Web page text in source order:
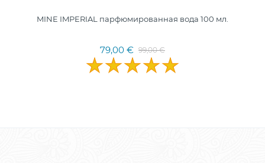
MINE IMPERIAL парфюмированная вода 100 мл.
79,00 € 99,00 €